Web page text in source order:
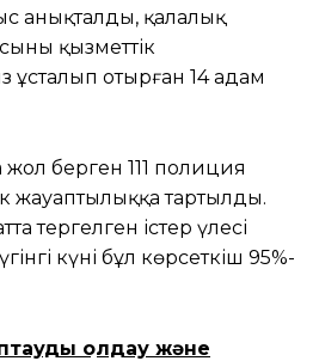
анықталды, қалалық
қызметтік
ұсталып отырған 14 адам
жол берген 111 полиция
жауаптылыққа тартылды.
тергелген істер үлесі
күні бұл көрсеткіш 95%-
қолдау және